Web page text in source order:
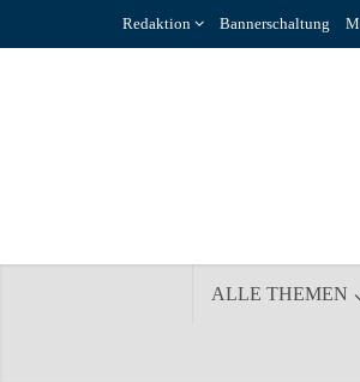
Redaktion Bannerschaltung
ALLE THEMEN